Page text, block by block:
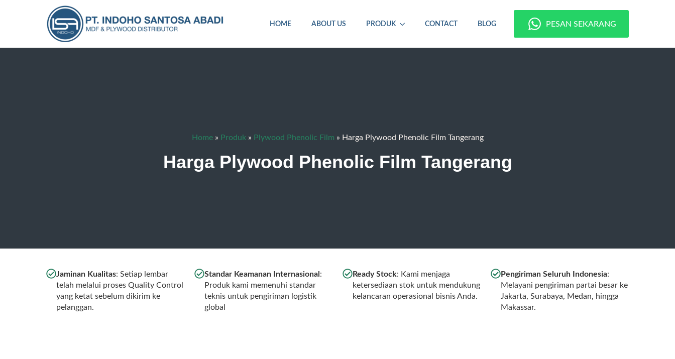
HOME ABOUT US PRODUK CONTACT BLOG PESAN SEKARANG
Home» Produk» Plywood Phenolic Film » Harga Plywood Phenolic Film Tangerang
Harga Plywood Phenolic Film Tangerang
Jaminan Kualitas: Setiap lembar
telah melalui proses Quality Control
yang ketat sebelum dikirim ke
pelanggan.
Standar Keamanan Internasional :
Produk kami memenuhi standar
teknis untuk pengiriman logistik
global
Ready Stock: Kami menjaga
ketersediaan stok untuk mendukung
kelancaran operasional bisnis Anda.
Pengiriman Seluruh Indonesia:
Melayani pengiriman partai besar ke
Jakarta, Surabaya, Medan, hingga
Makassar.